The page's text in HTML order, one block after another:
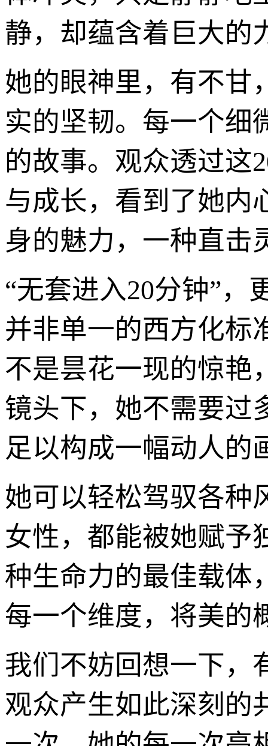
静，却蕴含着巨大的
她的眼神里，有不甘
实的坚韧。每一个细
的故事。观众透过这
与成长，看到了她内
身的魅力，一种直击
“无套进入20分钟”，
并非单一的西方化标
不是昙花一现的惊艳
镜头下，她不需要过
足以构成一幅动人的
她可以轻松驾驭各种
女性，都能被她赋予
种生命力的最佳载体
每一个维度，将美的
我们不妨回想一下，
观众产生如此深刻的